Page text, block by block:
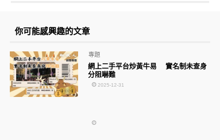
你可能感興趣的文章
網上二手平台炒黃牛易 實名制未查身
分阻嚇難
專題
2025-12-31